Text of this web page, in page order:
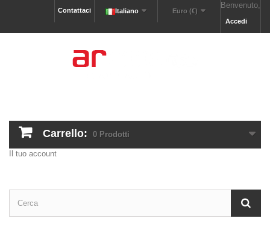
Benvenuto,
Accedi
Euro (€)
Italiano
Contattaci
Carrello: 0 Prodotti
Il tuo account